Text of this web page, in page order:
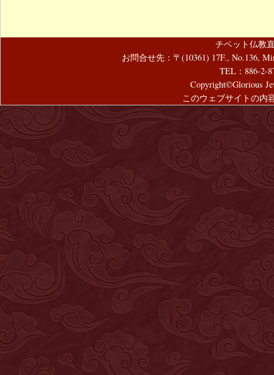
チベット仏教
お問合せ先：〒(10361) 17F., No.136,
TEL：886-2-
Copyright©Glorious
このウェブサイトの内